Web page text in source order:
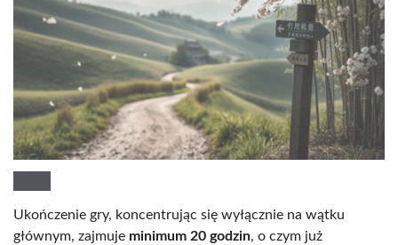
Ukończenie gry, koncentrując się wyłącznie na wątku
głównym, zajmuje minimum 20 godzin, o czym już